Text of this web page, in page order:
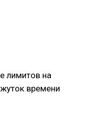
лимитов на
времени